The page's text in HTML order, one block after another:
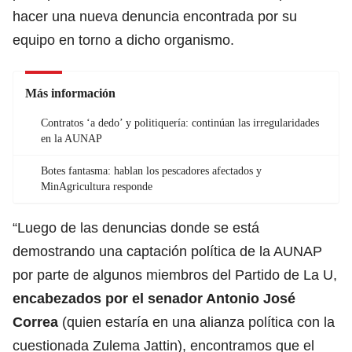
hacer una nueva denuncia encontrada por su
equipo en torno a dicho organismo.
Más información
Contratos ‘a dedo’ y politiquería: continúan las irregularidades
en la AUNAP
Botes fantasma: hablan los pescadores afectados y
MinAgricultura responde
“Luego de las denuncias donde se está
demostrando una captación política de la AUNAP
por parte de algunos miembros del Partido de La U,
encabezados por el senador Antonio José
Correa (quien estaría en una alianza política con la
cuestionada Zulema Jattin), encontramos que el